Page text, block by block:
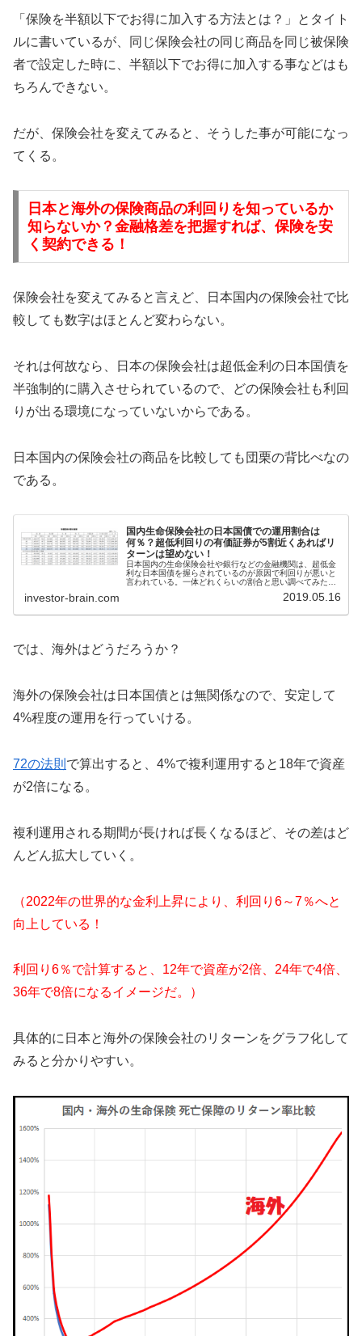
「保険を半額以下でお得に加入する方法とは？」とタイト
ルに書いているが、同じ保険会社の同じ商品を同じ被保険
者で設定した時に、半額以下でお得に加入する事などはも
ちろんできない。
だが、保険会社を変えてみると、そうした事が可能になっ
てくる。
日本と海外の保険商品の利回りを知っているか
知らないか？金融格差を把握すれば、保険を安
く契約できる！
保険会社を変えてみると言えど、日本国内の保険会社で比
較しても数字はほとんど変わらない。
それは何故なら、日本の保険会社は超低金利の日本国債を
半強制的に購入させられているので、どの保険会社も利回
りが出る環境になっていないからである。
日本国内の保険会社の商品を比較しても団栗の背比べなの
である。
国内生命保険会社の日本国債での運用割合は
何％？超低利回りの有価証券が5割近くあればリ
ターンは望めない！
日本国内の生命保険会社や銀行などの金融機関は、超低金
利な日本国債を握らされているのが原因で利回りが悪いと
言われている。一体どれくらいの割合と思い調べてみた
investor-brain.com 2019.05.16
では、海外はどうだろうか？
海外の保険会社は日本国債とは無関係なので、安定して
4%程度の運用を行っていける。
72の法則 で算出すると、4%で複利運用すると18年で資産
が2倍になる。
複利運用される期間が長ければ長くなるほど、その差はど
んどん拡大していく。
（2022年の世界的な金利上昇により、利回り6～7％へと
向上している！
利回り6％で計算すると、12年で資産が2倍、24年で4倍、
36年で8倍になるイメージだ。）
具体的に日本と海外の保険会社のリターンをグラフ化して
みると分かりやすい。